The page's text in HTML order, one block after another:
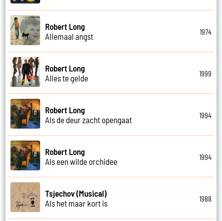
Robert Long
Allemaal angst
1974
Robert Long
Alles te gelde
1999
Robert Long
Als de deur zacht opengaat
1994
Robert Long
Als een wilde orchidee
1994
Tsjechov (Musical)
Als het maar kort is
1988